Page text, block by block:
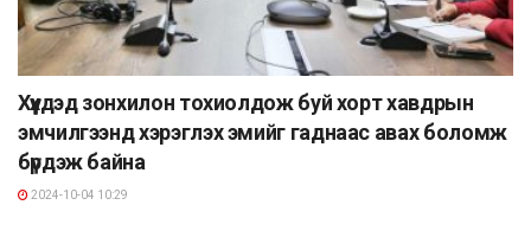
Хүүхдэд зонхилон тохиолдож буй хорт хавдрын
эмчилгээнд хэрэглэх эмийг гаднаас авах боломж
бүрдэж байна
2024-10-04 10:29